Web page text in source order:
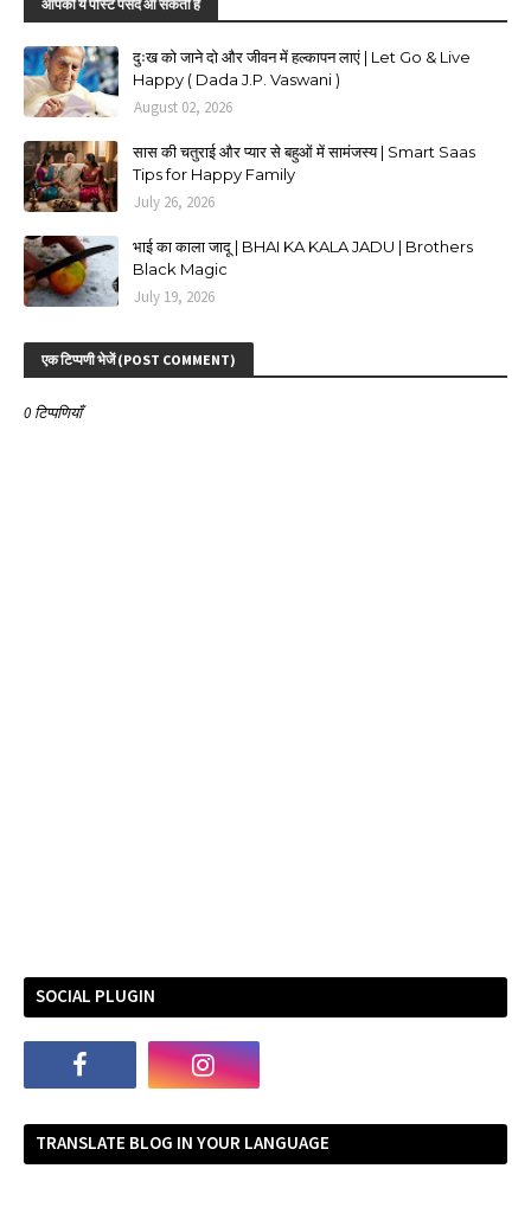
आपको ये पोस्ट पसंद आ सकती हैं
दुःख को जाने दो और जीवन में हल्कापन लाएं | Let Go & Live
Happy ( Dada J.P. Vaswani )
August 02, 2026
सास की चतुराई और प्यार से बहुओं में सामंजस्य | Smart Saas
Tips for Happy Family
July 26, 2026
भाई का काला जादू | BHAI KA KALA JADU | Brothers
Black Magic
July 19, 2026
एक टिप्पणी भेजें (POST COMMENT)
0 टिप्पणियाँ
SOCIAL PLUGIN
TRANSLATE BLOG IN YOUR LANGUAGE